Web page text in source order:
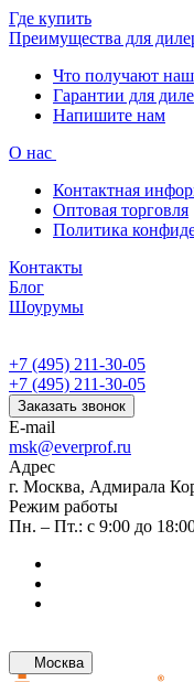
Где купить
Преимущества для
Что получают
Гарантии для
Напишите нам
О нас
Контактная
Оптовая торговля
Политика
Контакты
Блог
Шоурумы
+7 (495) 211-30-05
+7 (495) 211-30-05
Заказать звонок
E-mail
msk@everprof.ru
Адрес
г. Москва, Адмирала
Режим работы
Пн. – Пт.: с 9:00 до
Москва